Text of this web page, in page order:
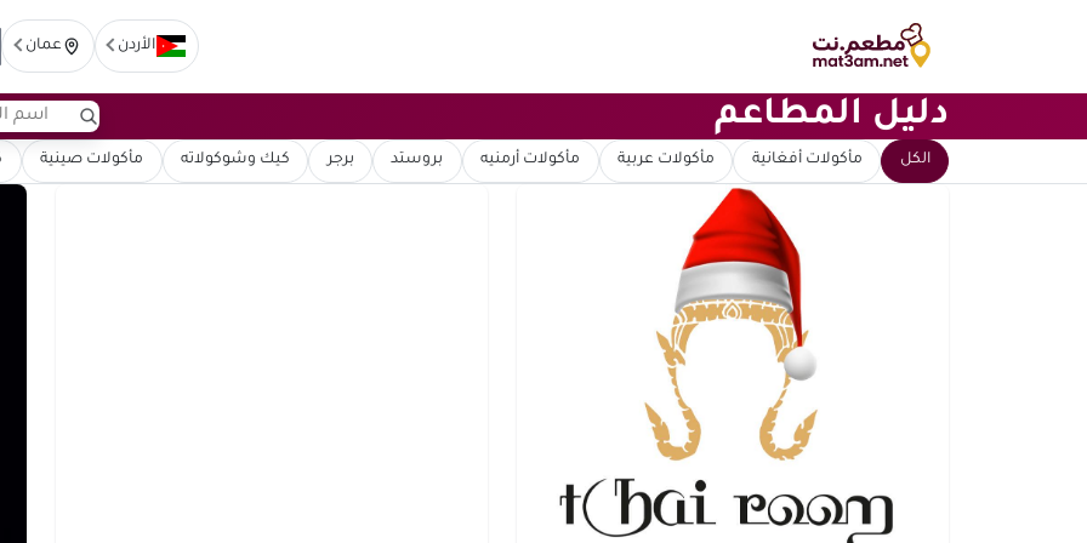
الأردن عمان
دليل المطاعم
ابحث عن مطعم
الكل مأكولات أفغانية مأكولات عربية مأكولات أرمنيه بروستد برجر كيك وشوكولاته مأكولات صينية
ترتيب حسب